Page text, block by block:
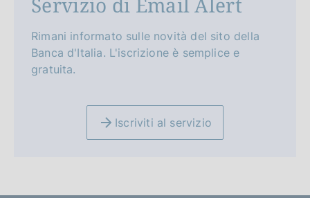
Rimani informato sulle novità del sito della
Banca d'Italia. L'iscrizione è semplice e
gratuita.
Iscriviti al servizio